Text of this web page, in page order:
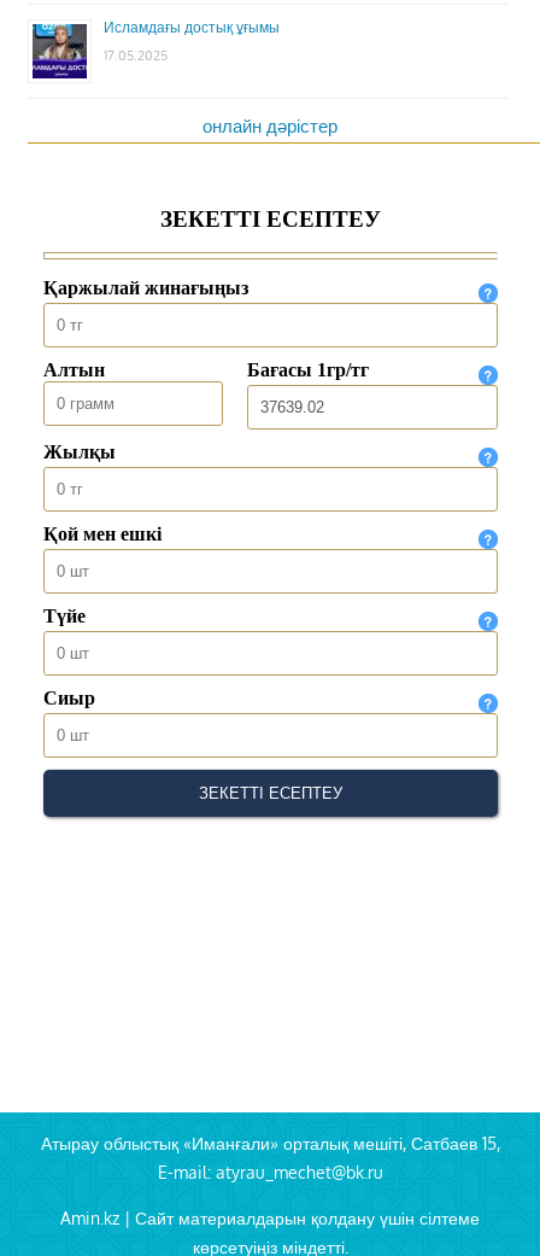
Исламдағы достық ұғымы
17.05.2025
онлайн дәрістер
Атырау облыстық «Иманғали» орталық мешіті, Сатбаев 15,
E-mail: atyrau_mechet@bk.ru
Amin.kz | Сайт материалдарын қолдану үшін сілтеме
көрсетуіңіз міндетті.